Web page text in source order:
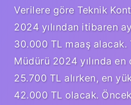
Verilere göre Teknik
2024 yılından itibaren
30.000 TL maaş alacak.
Müdürü 2024 yılında en
25.700 TL alırken, en
42.000 TL olacak.